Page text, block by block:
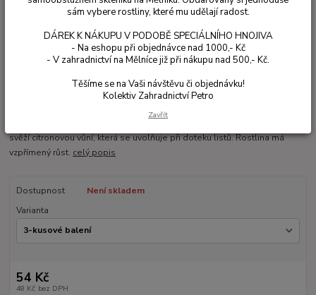
Ohodnotit produkt
svěží citronovou vůní, která se uvolňuje při doteku listů. Rostlina má
vzpřímený růst. celý popis
Dostupnost
Není skladem
Varianta
54 Kč
48 Kč bez DPH
sám vybere rostliny, které mu udělají radost.
DÁREK K NÁKUPU V PODOBĚ SPECIÁLNÍHO HNOJIVA
- Na eshopu při objednávce nad 1000,- Kč
- V zahradnictví na Mělníce již při nákupu nad 500,- Kč.
Těšíme se na Vaši návštěvu či objednávku!
Kolektiv Zahradnictví Petro
Zavřít